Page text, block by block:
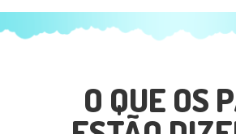
O QUE OS